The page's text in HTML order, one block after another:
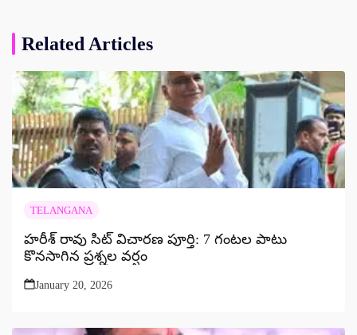
Related Articles
TELANGANA
హరీశ్ రావు సిట్ విచారణ పూర్తి: 7 గంటల పాటు
కొనసాగిన ప్రశ్నల వర్షం
January 20, 2026